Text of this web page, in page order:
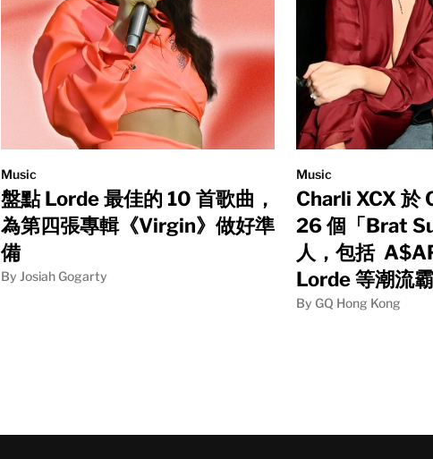
Music
盤點 Lorde 最佳的 10 首歌曲，
為第四張專輯《Virgin》做好準
備
By Josiah Gogarty
Music
Charli XCX 於
26 個「Brat
人，包括
Lorde 等潮流
By GQ Hong Kong